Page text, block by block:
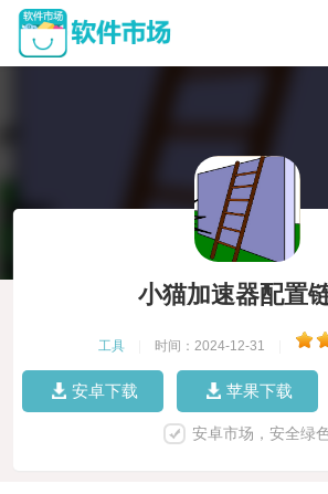
小猫加速器配置
工具 时间：2024-12-31
安卓下载 苹果下载
安卓市场，安全绿